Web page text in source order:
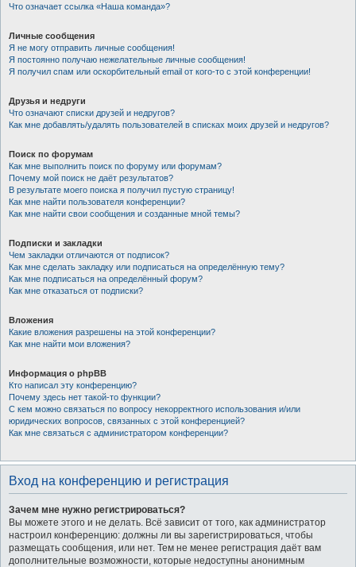
Что означает ссылка «Наша команда»?
Личные сообщения
Я не могу отправить личные сообщения!
Я постоянно получаю нежелательные личные сообщения!
Я получил спам или оскорбительный email от кого-то с этой конференции!
Друзья и недруги
Что означают списки друзей и недругов?
Как мне добавлять/удалять пользователей в списках моих друзей и недругов?
Поиск по форумам
Как мне выполнить поиск по форуму или форумам?
Почему мой поиск не даёт результатов?
В результате моего поиска я получил пустую страницу!
Как мне найти пользователя конференции?
Как мне найти свои сообщения и созданные мной темы?
Подписки и закладки
Чем закладки отличаются от подписок?
Как мне сделать закладку или подписаться на определённую тему?
Как мне подписаться на определённый форум?
Как мне отказаться от подписки?
Вложения
Какие вложения разрешены на этой конференции?
Как мне найти мои вложения?
Информация о phpBB
Кто написал эту конференцию?
Почему здесь нет такой-то функции?
С кем можно связаться по вопросу некорректного использования и/или
юридических вопросов, связанных с этой конференцией?
Как мне связаться с администратором конференции?
Вход на конференцию и регистрация
Зачем мне нужно регистрироваться?
Вы можете этого и не делать. Всё зависит от того, как администратор
настроил конференцию: должны ли вы зарегистрироваться, чтобы
размещать сообщения, или нет. Тем не менее регистрация даёт вам
дополнительные возможности, которые недоступны анонимным